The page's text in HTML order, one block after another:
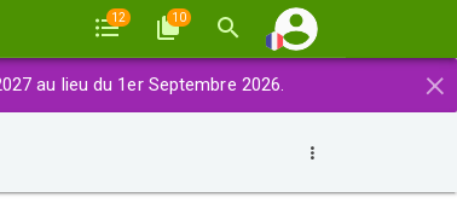
12 10
×
au lieu du 1er Septembre 2026.